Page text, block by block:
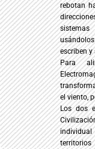
rebotan
escriben y
Para
el viento,
Los dos